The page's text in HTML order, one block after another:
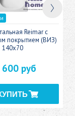
Reimar с
покрытием (ВИЗ)
140x70
руб